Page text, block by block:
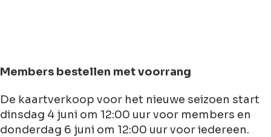
Members bestellen met voorrang
De kaartverkoop voor het nieuwe seizoen start
dinsdag 4 juni om 12:00 uur voor members en
donderdag 6 juni om 12:00 uur voor iedereen.